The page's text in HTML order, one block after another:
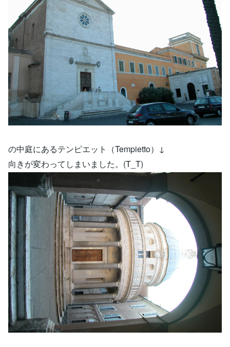
の中庭にあるテンピエット（Tempietto）↓
向きが変わってしまいました。(T_T)